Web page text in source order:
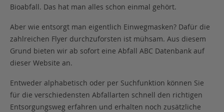
Bioabfall. Das hat man alles schon einmal gehört.
Aber wie entsorgt man eigentlich Einwegmasken? Dafür die
zahlreichen Flyer durchzuforsten ist mühsam. Aus diesem
Grund bieten wir ab sofort eine Abfall ABC Datenbank auf
dieser Website an.
Entweder alphabetisch oder per Suchfunktion können Sie
für die verschiedensten Abfallarten schnell den richtigen
Entsorgungsweg erfahren und erhalten noch zusätzliche